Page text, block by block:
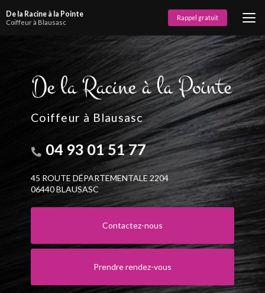
au
contenu
De la Racine à la Pointe
Coiffeur à Blausasc
Rappel gratuit
Coiffeur à Blausasc
04 93 01 51 77
45 ROUTE DÉPARTEMENTALE 2204
06440 BLAUSASC
Contactez-nous
Prendre rendez-vous